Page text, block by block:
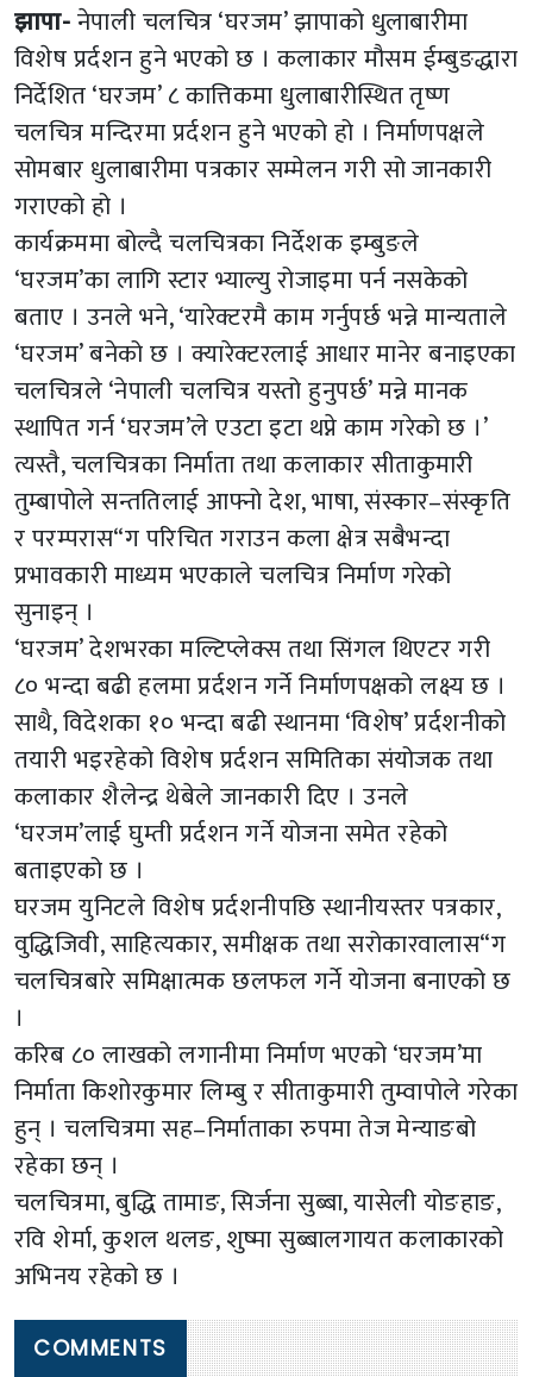
झापा-नेपाली चलचित्र ‘घरजम’ झापाको धुलाबारीमा
विशेष प्रर्दशन हुने भएको छ । कलाकार मौसम ईम्बुङद्धारा
निर्देशित ‘घरजम’ ८ कात्तिकमा धुलाबारीस्थित तृष्ण
चलचित्र मन्दिरमा प्रर्दशन हुने भएको हो । निर्माणपक्षले
सोमबार धुलाबारीमा पत्रकार सम्मेलन गरी सो जानकारी
गराएको हो ।
कार्यक्रममा बोल्दै चलचित्रका निर्देशक इम्बुङले
‘घरजम’का लागि स्टार भ्याल्यु रोजाइमा पर्न नसकेको
बताए । उनले भने, ‘यारेक्टरमै काम गर्नुपर्छ भन्ने मान्यताले
‘घरजम’ बनेको छ । क्यारेक्टरलाई आधार मानेर बनाइएका
चलचित्रले ‘नेपाली चलचित्र यस्तो हुनुपर्छ’ मन्ने मानक
स्थापित गर्न ‘घरजम’ले एउटा इटा थप्ने काम गरेको छ ।’
त्यस्तै, चलचित्रका निर्माता तथा कलाकार सीताकुमारी
तुम्बापोले सन्ततिलाई आफ्नो देश, भाषा, संस्कार–संस्कृति
र परम्परास“ग परिचित गराउन कला क्षेत्र सबैभन्दा
प्रभावकारी माध्यम भएकाले चलचित्र निर्माण गरेको
सुनाइन् ।
‘घरजम’ देशभरका मल्टिप्लेक्स तथा सिंगल थिएटर गरी
८० भन्दा बढी हलमा प्रर्दशन गर्ने निर्माणपक्षको लक्ष्य छ ।
साथै, विदेशका १० भन्दा बढी स्थानमा ‘विशेष’ प्रर्दशनीको
तयारी भइरहेको विशेष प्रर्दशन समितिका संयोजक तथा
कलाकार शैलेन्द्र थेबेले जानकारी दिए । उनले
‘घरजम’लाई घुम्ती प्रर्दशन गर्ने योजना समेत रहेको
बताइएको छ ।
घरजम युनिटले विशेष प्रर्दशनीपछि स्थानीयस्तर पत्रकार,
वुद्धिजिवी, साहित्यकार, समीक्षक तथा सरोकारवालास“ग
चलचित्रबारे समिक्षात्मक छलफल गर्ने योजना बनाएको छ
।
करिब ८० लाखको लगानीमा निर्माण भएको ‘घरजम’मा
निर्माता किशोरकुमार लिम्बु र सीताकुमारी तुम्वापोले गरेका
हुन् । चलचित्रमा सह–निर्माताका रुपमा तेज मेन्याङबो
रहेका छन् ।
चलचित्रमा, बुद्धि तामाङ, सिर्जना सुब्बा, यासेली योङहाङ,
रवि शेर्मा, कुशल थलङ, शुष्मा सुब्बालगायत कलाकारको
अभिनय रहेको छ ।
COMMENTS